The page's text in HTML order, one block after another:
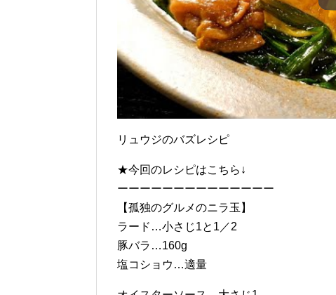
リュウジのバズレシピ
★今回のレシピはこちら↓
ーーーーーーーーーーーーーー
【孤独のグルメのニラ玉】
ラード…小さじ1と1／2
豚バラ…160g
塩コショウ…適量